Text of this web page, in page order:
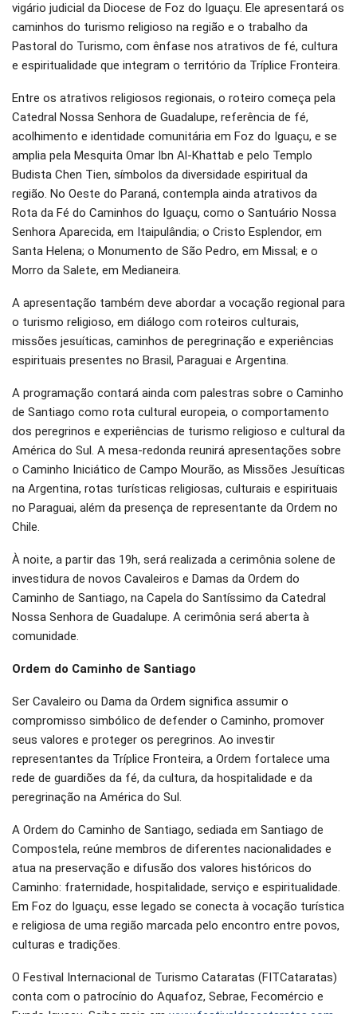
vigário judicial da Diocese de Foz do Iguaçu. Ele apresentará os
caminhos do turismo religioso na região e o trabalho da
Pastoral do Turismo, com ênfase nos atrativos de fé, cultura
e espiritualidade que integram o território da Tríplice Fronteira.
Entre os atrativos religiosos regionais, o roteiro começa pela
Catedral Nossa Senhora de Guadalupe, referência de fé,
acolhimento e identidade comunitária em Foz do Iguaçu, e se
amplia pela Mesquita Omar Ibn Al-Khattab e pelo Templo
Budista Chen Tien, símbolos da diversidade espiritual da
região. No Oeste do Paraná, contempla ainda atrativos da
Rota da Fé do Caminhos do Iguaçu, como o Santuário Nossa
Senhora Aparecida, em Itaipulândia; o Cristo Esplendor, em
Santa Helena; o Monumento de São Pedro, em Missal; e o
Morro da Salete, em Medianeira.
A apresentação também deve abordar a vocação regional para
o turismo religioso, em diálogo com roteiros culturais,
missões jesuíticas, caminhos de peregrinação e experiências
espirituais presentes no Brasil, Paraguai e Argentina.
A programação contará ainda com palestras sobre o Caminho
de Santiago como rota cultural europeia, o comportamento
dos peregrinos e experiências de turismo religioso e cultural da
América do Sul. A mesa-redonda reunirá apresentações sobre
o Caminho Iniciático de Campo Mourão, as Missões Jesuíticas
na Argentina, rotas turísticas religiosas, culturais e espirituais
no Paraguai, além da presença de representante da Ordem no
Chile.
À noite, a partir das 19h, será realizada a cerimônia solene de
investidura de novos Cavaleiros e Damas da Ordem do
Caminho de Santiago, na Capela do Santíssimo da Catedral
Nossa Senhora de Guadalupe. A cerimônia será aberta à
comunidade.
Ordem do Caminho de Santiago
Ser Cavaleiro ou Dama da Ordem significa assumir o
compromisso simbólico de defender o Caminho, promover
seus valores e proteger os peregrinos. Ao investir
representantes da Tríplice Fronteira, a Ordem fortalece uma
rede de guardiões da fé, da cultura, da hospitalidade e da
peregrinação na América do Sul.
A Ordem do Caminho de Santiago, sediada em Santiago de
Compostela, reúne membros de diferentes nacionalidades e
atua na preservação e difusão dos valores históricos do
Caminho: fraternidade, hospitalidade, serviço e espiritualidade.
Em Foz do Iguaçu, esse legado se conecta à vocação turística
e religiosa de uma região marcada pelo encontro entre povos,
culturas e tradições.
O Festival Internacional de Turismo Cataratas (FITCataratas)
conta com o patrocínio do Aquafoz, Sebrae, Fecomércio e